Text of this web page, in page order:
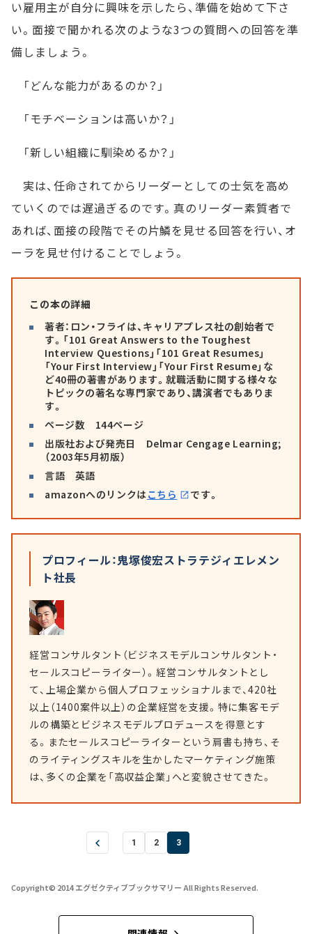
い雇用主が自分に興味を示したら、準備を始めて下さ
い。面接で聞かれる次のような3つの質問への回答を準
備しましょう。
「どんな能力があるのか？」
「モチベーションは高いか？」
「新しい組織に馴染めるか？」
実は、任命されてからリーダーとしての士気を高め
ていくのでは遅過ぎるのです。真のリーダー素質者で
あれば、面接の段階でその片鱗を見せる回答を行い、オ
ーラを見せ付けることでしょう。
この本の詳細
著者：ロン・フライは、キャリアプレス社の創始者で
す。「101 Great Answers to the Toughest
Interview Questions」「101 Great Resumes」
「Your First Interview」「Your First Resume」な
ど40冊の著書があります。就職活動に関する様々な
トピックの著名な専門家であり、講演者でもありま
す。
ページ数 144ページ
出版社および発売日 Delmar Cengage Learning;
（2003年5月初版）
言語 英語
amazonへのリンクはこちら です。
プロフィール：鬼塚俊宏ストラテジィエレメン
ト社長
経営コンサルタント（ビジネスモデルコンサルタント・
セールスコピーライター）。経営コンサルタントとし
て、上場企業から個人プロフェッショナルまで、420社
以上（1400案件以上）の企業経営を支援。特に集客モデ
ルの構築とビジネスモデルプロデュースを得意とす
る。またセールスコピーライターという肩書も持ち、そ
のライティングスキルを生かしたマーケティング施策
は、多くの企業を「高収益企業」へと変貌させてきた。
1 2 3
Copyright© 2014 エグゼクティブブックサマリー All Rights Reserved.